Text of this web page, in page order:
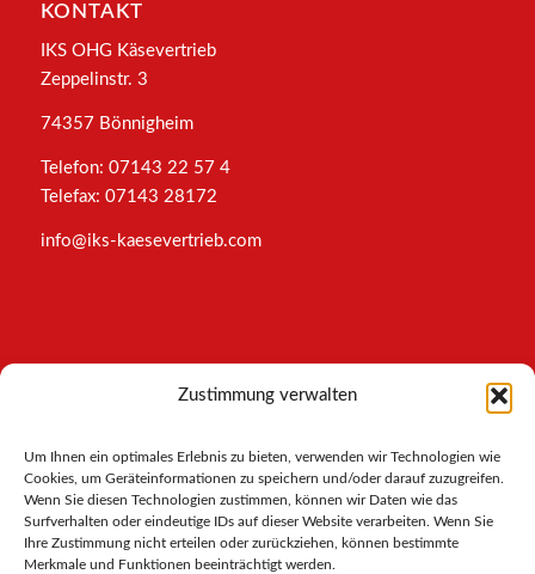
Zustimmung verwalten
Um Ihnen ein optimales Erlebnis zu bieten, verwenden wir Technologien wie
Cookies, um Geräteinformationen zu speichern und/oder darauf zuzugreifen.
Wenn Sie diesen Technologien zustimmen, können wir Daten wie das
Surfverhalten oder eindeutige IDs auf dieser Website verarbeiten. Wenn Sie
Ihre Zustimmung nicht erteilen oder zurückziehen, können bestimmte
Merkmale und Funktionen beeinträchtigt werden.
KONTAKT
IKS OHG Käsevertrieb
Zeppelinstr. 3
74357 Bönnigheim
Telefon: 07143 22 57 4
Telefax: 07143 28172
info@iks-kaesevertrieb.com
INFORMATIONEN
AGB
Datenschutz
Cookies-Richtlinie